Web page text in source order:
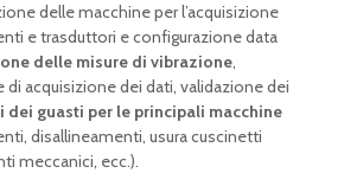
delle macchine per l’acquisizione
e trasduttori e configurazione data
delle misure di vibrazione,
acquisizione dei dati, validazione dei
dei guasti per le principali macchine
disallineamenti, usura cuscinetti
meccanici, ecc.).